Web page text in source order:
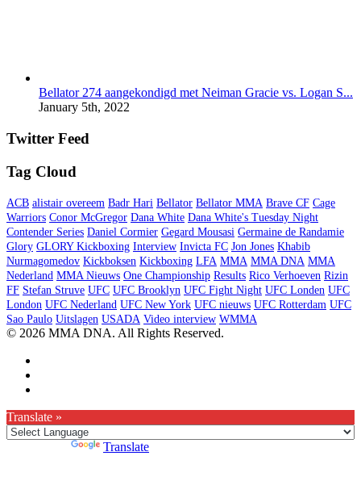
Bellator 274 aangekondigd met Neiman Gracie vs. Logan S...
January 5th, 2022
Twitter Feed
Tag Cloud
ACB alistair overeem Badr Hari Bellator Bellator MMA Brave CF Cage
Warriors Conor McGregor Dana White Dana White's Tuesday Night
Contender Series Daniel Cormier Gegard Mousasi Germaine de Randamie
Glory GLORY Kickboxing Interview Invicta FC Jon Jones Khabib
Nurmagomedov Kickboksen Kickboxing LFA MMA MMA DNA MMA
Nederland MMA Nieuws One Championship Results Rico Verhoeven Rizin
FF Stefan Struve UFC UFC Brooklyn UFC Fight Night UFC Londen UFC
London UFC Nederland UFC New York UFC nieuws UFC Rotterdam UFC
Sao Paulo Uitslagen USADA Video interview WMMA
© 2026 MMA DNA. All Rights Reserved.
Translate »
Translate